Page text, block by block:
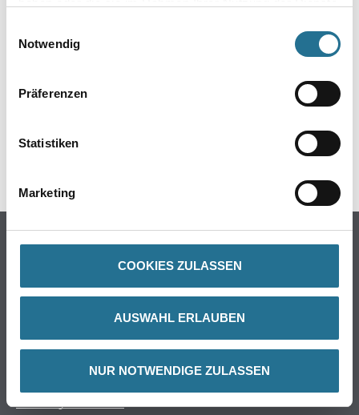
Notwendig
Präferenzen
Statistiken
Marketing
COOKIES ZULASSEN
AUSWAHL ERLAUBEN
NUR NOTWENDIGE ZULASSEN
ZUSATZINFOS
EAN
4003982053787
WDV-Systeme
Wand- & Deckenbeläge